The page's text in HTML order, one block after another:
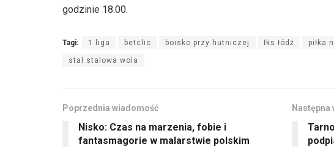
godzinie 18.00.
Tagi: 1 liga betclic boisko przy hutniczej łks łódź piłka
stal stalowa wola
Poprzednia wiadomość
Nisko: Czas na marzenia, fobie i
fantasmagorie w malarstwie polskim
Następna